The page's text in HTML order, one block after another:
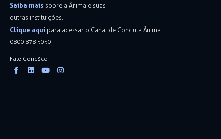
Saiba mais sobre a Ânima e suas
outras instituições.
Clique aqui para acessar o Canal de Conduta Ânima.
0800 878 5050
Fale Conosco
Facebook-
f
Linkedin
YoutubeInstagram